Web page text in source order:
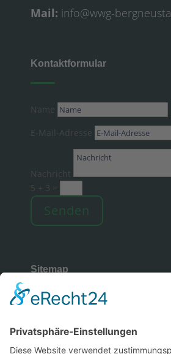
Mail: info@wwg-
Kontaktformular
Name
E-Mail-Adresse
Nachricht
5 + 3 =
Senden
Sitemap